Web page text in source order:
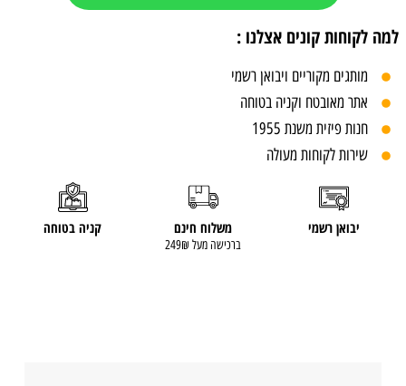
למה לקוחות קונים אצלנו :
מותגים מקוריים ויבואן רשמי
אתר מאובטח וקניה בטוחה
חנות פיזית משנת 1955
שירות לקוחות מעולה
יבואן רשמי משלוח חינם
ברכישה מעל 249₪
קניה בטוחה